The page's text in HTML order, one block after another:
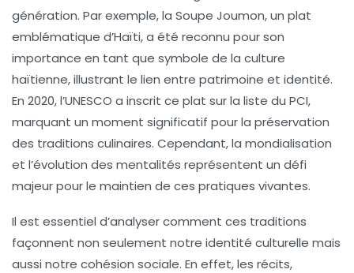
génération. Par exemple, la Soupe Joumon, un plat
emblématique d’Haïti, a été reconnu pour son
importance en tant que symbole de la culture
haïtienne, illustrant le lien entre patrimoine et identité.
En 2020, l’UNESCO a inscrit ce plat sur la liste du PCI,
marquant un moment significatif pour la préservation
des traditions culinaires. Cependant, la mondialisation
et l’évolution des mentalités représentent un défi
majeur pour le maintien de ces pratiques vivantes.
Il est essentiel d’analyser comment ces traditions
façonnent non seulement notre identité culturelle mais
aussi notre cohésion sociale. En effet, les récits,